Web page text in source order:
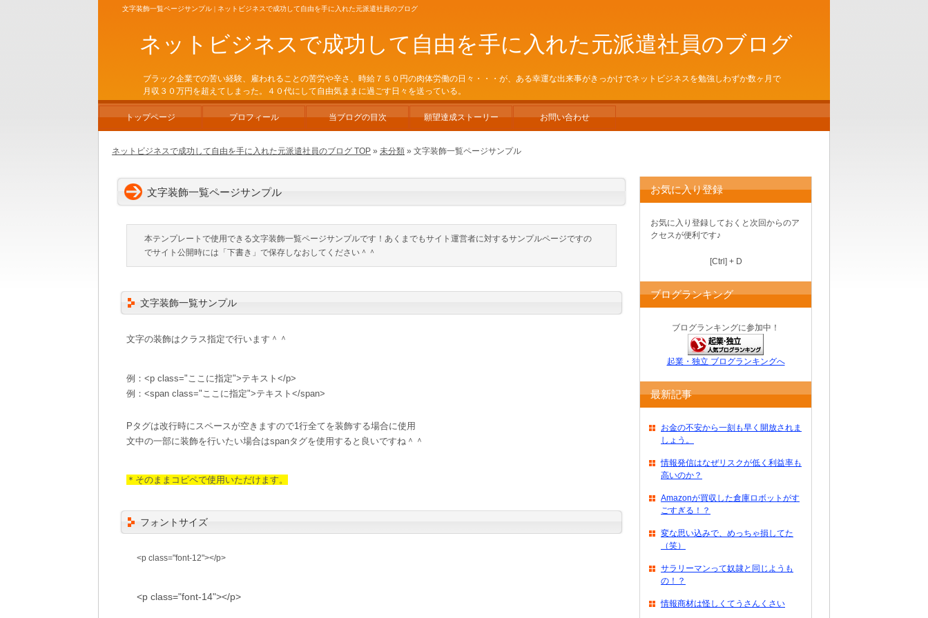
文字装飾一覧ページサンプル | ネットビジネスで成功して自由を手に入れた元派遣社員のブログ
文字装飾一覧ページサンプル
本テンプレートで使用できる文字装飾一覧ページサンプルです！あくまでもサイト運営者に対するサンプルページですの
でサイト公開時には「下書き」で保存しなおしてください＾＾
文字装飾一覧サンプル
文字の装飾はクラス指定で行います＾＾
例：<p class="ここに指定">テキスト</p>
例：<span class="ここに指定">テキスト</span>
Pタグは改行時にスペースが空きますので1行全てを装飾する場合に使用
文中の一部に装飾を行いたい場合はspanタグを使用すると良いですね＾＾
＊そのままコピペで使用いただけます。
フォントサイズ
<p class="font-12"></p>
<p class="font-14"></p>
お気に入り登録
お気に入り登録しておくと次回からのア
クセスが便利です♪
[Ctrl] + D
ブログランキング
ブログランキングに参加中！
起業・独立 ブログランキングへ
最新記事
お金の不安から一刻も早く開放されま
しょう。
情報発信はなぜリスクが低く利益率も
高いのか？
Amazonが買収した倉庫ロボットがす
ごすぎる！？
変な思い込みで、めっちゃ損してた
（笑）
サラリーマンって奴隷と同じようも
の！？
情報商材は怪しくてうさんくさい
ネットビジネスで成功して自由を手に入れた元派遣社員のブログ TOP » 未分類 » 文字装飾一覧ページサンプル
ネットビジネスで成功して自由を手に入れた元派遣社員のブログ
ブラック企業での苦い経験、雇われることの苦労や辛さ、時給７５０円の肉体労働の日々・・・が、ある幸運な出来事がきっかけでネットビジネスを勉強しわずか数ヶ月で
月収３０万円を超えてしまった。４０代にして自由気ままに過ごす日々を送っている。
トップページ プロフィール 当ブログの目次 願望達成ストーリー お問い合わせ